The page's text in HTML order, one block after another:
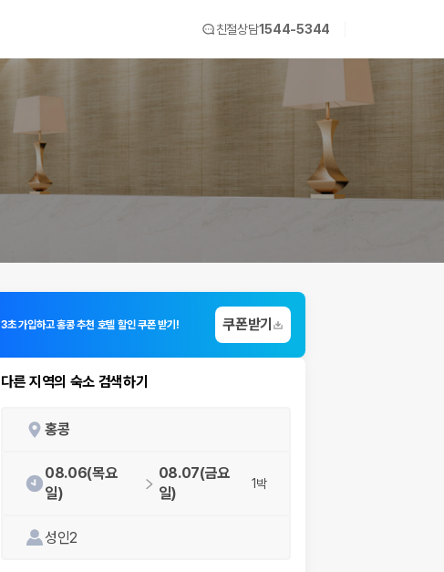
친절상담1544-5344
3초 가입하고 홍콩 추천 호텔 할인 쿠폰 받기! 쿠폰받기
다른 지역의 숙소 검색하기
홍콩
08.06(목요
일)
08.07(금요
일)
1박
성인2